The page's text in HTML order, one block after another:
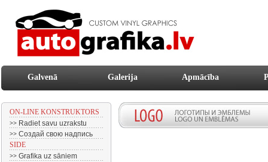
Galvenā Galerija Apmācība
ON-LINE KONSTRUKTORS
>> Radiet savu uzrakstu
>> Создай свою надпись
SIDE
>> Grafika uz sāniem